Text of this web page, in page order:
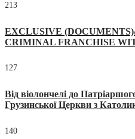
213
EXCLUSIVE
CRIMINAL FRANCHISE
127
Від віолончелі до
Грузинської Церкви з
140